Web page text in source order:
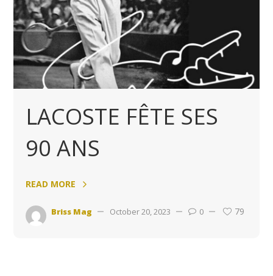
LACOSTE FÊTE SES
90 ANS
READ MORE
Briss Mag October 20, 2023 0 79